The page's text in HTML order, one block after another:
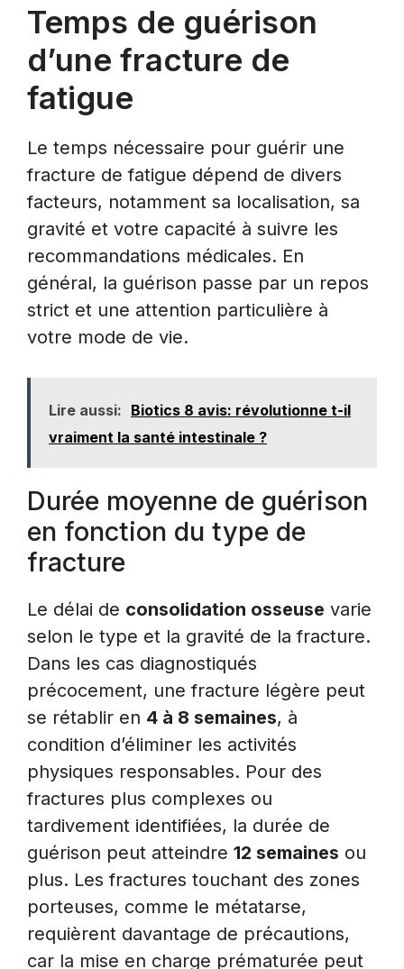
Temps de guérison
d’une fracture de
fatigue
Le temps nécessaire pour guérir une
fracture de fatigue dépend de divers
facteurs, notamment sa localisation, sa
gravité et votre capacité à suivre les
recommandations médicales. En
général, la guérison passe par un repos
strict et une attention particulière à
votre mode de vie.
Lire aussi: Biotics 8 avis: révolutionne t-il
vraiment la santé intestinale ?
Durée moyenne de guérison
en fonction du type de
fracture
Le délai de consolidation osseuse varie
selon le type et la gravité de la fracture.
Dans les cas diagnostiqués
précocement, une fracture légère peut
se rétablir en 4 à 8 semaines, à
condition d’éliminer les activités
physiques responsables. Pour des
fractures plus complexes ou
tardivement identifiées, la durée de
guérison peut atteindre 12 semaines ou
plus. Les fractures touchant des zones
porteuses, comme le métatarse,
requièrent davantage de précautions,
car la mise en charge prématurée peut